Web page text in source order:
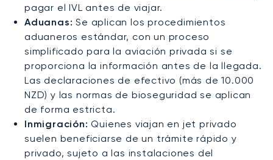
pagar el IVL antes de viajar.
Aduanas: Se aplican los procedimientos
aduaneros estándar, con un proceso
simplificado para la aviación privada si se
proporciona la información antes de la llegada.
Las declaraciones de efectivo (más de 10.000
NZD) y las normas de bioseguridad se aplican
de forma estricta.
Inmigración: Quienes viajan en jet privado
suelen beneficiarse de un trámite rápido y
privado, sujeto a las instalaciones del